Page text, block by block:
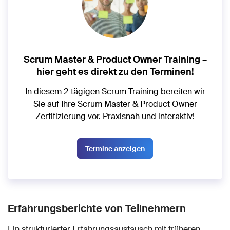
Scrum Master & Product Owner Training –
hier geht es direkt zu den Terminen!
In diesem 2-tägigen Scrum Training bereiten wir
Sie auf Ihre Scrum Master & Product Owner
Zertifizierung vor. Praxisnah und interaktiv!
Termine anzeigen
Erfahrungsberichte von Teilnehmern